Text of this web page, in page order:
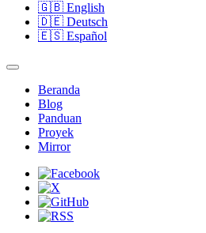
🇬🇧 English
🇩🇪 Deutsch
🇪🇸 Español
Beranda
Blog
Panduan
Proyek
Mirror